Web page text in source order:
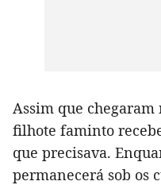
Assim que
filhote faminto
que precisava.
permanecerá sob os